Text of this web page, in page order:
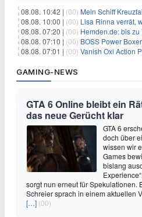
08.08. 10:42 | (00) Mein Schiff Kreuzfahrten:
08.08. 10:00 | (00) Lisa Rinna verrät,
08.08. 07:20 | (00) Hemden.de: bis zu 72%
08.08. 07:10 | (00) BOSS Power
08.08. 07:01 | (00) Vanish Oxi Action
GAMING-NEWS
GTA 6 Online bleibt ein
das neue Gerücht klar
GTA 6
doch über
wissen wir
Games
bislang
sorgt nun erneut für Spekulationen.
Schreier sprach in einem aktuellen
[…] (00)